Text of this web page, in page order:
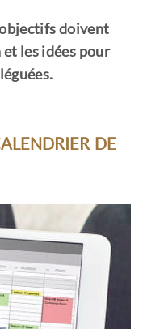
doivent
les idées pour
DE